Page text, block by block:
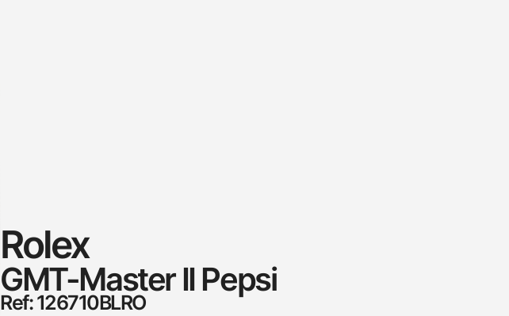
Rolex
GMT-Master II Pepsi
Ref: 126710BLRO